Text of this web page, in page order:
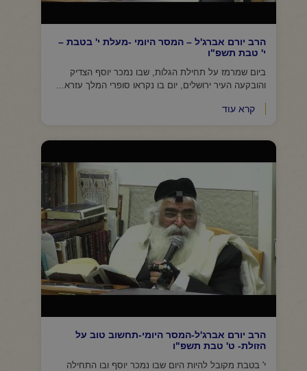
הרב יורם אברג'ל – המסר היומי -מעלת י' בטבת –
י' טבת תשפ"ו
ביום שמרמז על תחילת הגלות, שבו נמכר יוסף הצדיק
והובקעה העיר ירושלים, יום בו נקראו סופרי המלך עזרא...
קרא עוד
הרב יורם אברג'ל-המסר היומי-תחשוב טוב על
הזולת- ט' טבת תשפ"ו
י' בטבת מקובל להיות היום שבו נמכר יוסף ובו התחילה